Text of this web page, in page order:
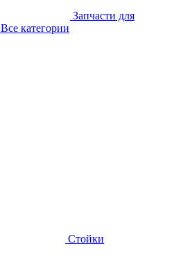
Запчасти для
Все категории
Стойки